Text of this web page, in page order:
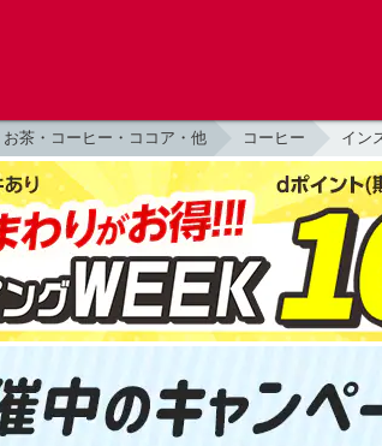
お茶・コーヒー・ココア・他 コーヒー イン